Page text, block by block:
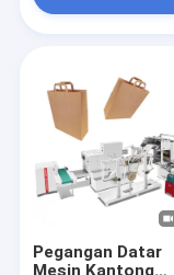
Pegangan Datar
Mesin Kantong